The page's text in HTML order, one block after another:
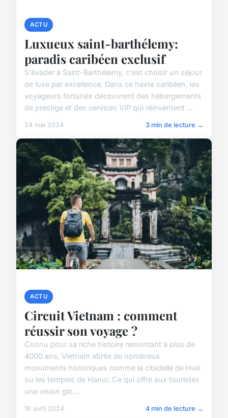
ACTU
Luxueux saint-barthélemy:
paradis caribéen exclusif
S'évader à Saint-Barthélemy, c'est choisir un séjour
de luxe par excellence. Dans ce havre caribéen, les
voyageurs fortunés découvrent des hébergements
de prestige et des services VIP qui réinventent ...
24 mai 2024 3 min de lecture →
ACTU
Circuit Vietnam : comment
réussir son voyage ?
Connu pour sa riche histoire remontant à plus de
4000 ans, Vietnam abrite de nombreux
monuments historiques comme la citadelle de Hué
ou les temples de Hanoi. Ce qui offre aux touristes
une vision glo...
16 avril 2024 4 min de lecture →